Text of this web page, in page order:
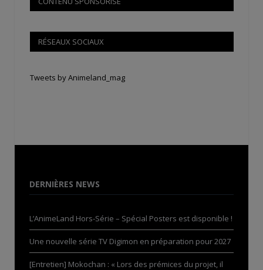
RÉSEAUX SOCIAUX
Tweets by Animeland_mag
DERNIÈRES NEWS
L’AnimeLand Hors-Série – Spécial Posters est disponible !
Une nouvelle série TV Digimon en préparation pour 2027
[Entretien] Mokochan : « Lors des prémices du projet, il